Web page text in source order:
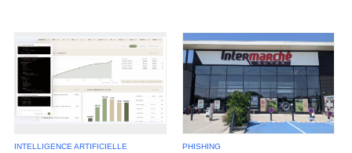
INTELLIGENCE ARTIFICIELLE PHISHING